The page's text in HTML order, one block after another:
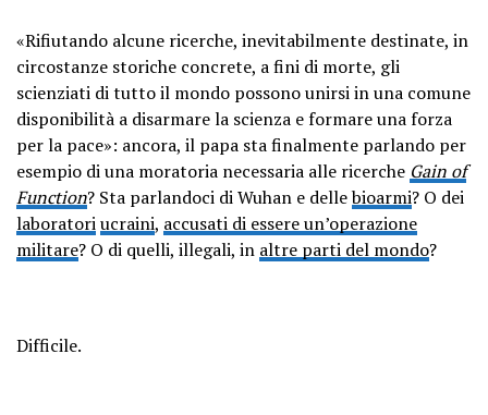
«Rifiutando alcune ricerche, inevitabilmente destinate, in
circostanze storiche concrete, a fini di morte, gli
scienziati di tutto il mondo possono unirsi in una comune
disponibilità a disarmare la scienza e formare una forza
per la pace»: ancora, il papa sta finalmente parlando per
esempio di una moratoria necessaria alle ricerche Gain of
Function? Sta parlandoci di Wuhan e dellebioarmi? O dei
laboratoriucraini, accusati di essere un’operazione
militare? O di quelli, illegali, in altre parti del mondo?
Difficile.